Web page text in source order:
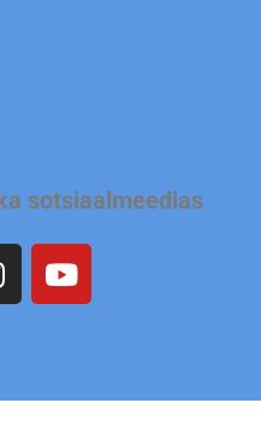
sotsiaalmeedias